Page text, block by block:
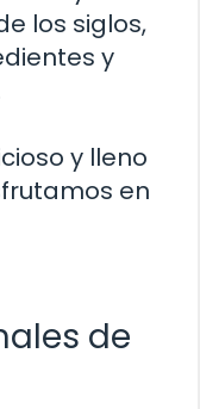
los siglos,
y
y lleno
en
de